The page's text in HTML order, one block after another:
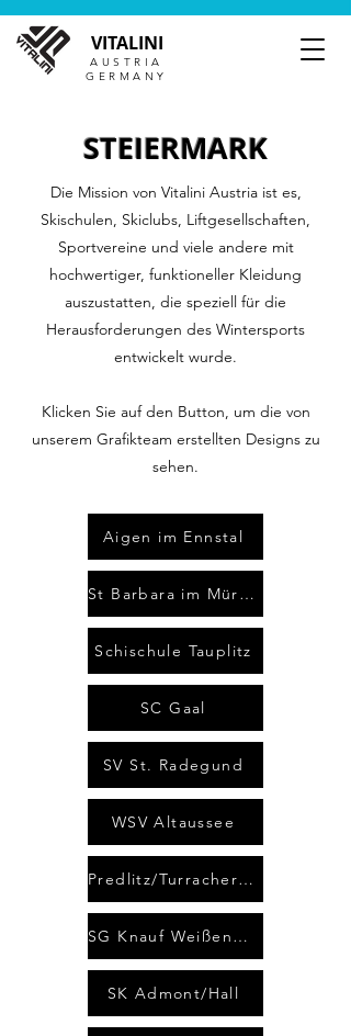
VITALINI
AUSTRIA
GERMANY
STEIERMARK
Die Mission von Vitalini Austria ist es,
Skischulen, Skiclubs, Liftgesellschaften,
Sportvereine und viele andere mit
hochwertiger, funktioneller Kleidung
auszustatten, die speziell für die
Herausforderungen des Wintersports
entwickelt wurde.
Klicken Sie auf den Button, um die von
unserem Grafikteam erstellten Designs zu
sehen.
Aigen im Ennstal
St Barbara im Mürztal
Schischule Tauplitz
SC Gaal
SV St. Radegund
WSV Altaussee
Predlitz/Turracherhöhe
SG Knauf Weißenbach
SK Admont/Hall